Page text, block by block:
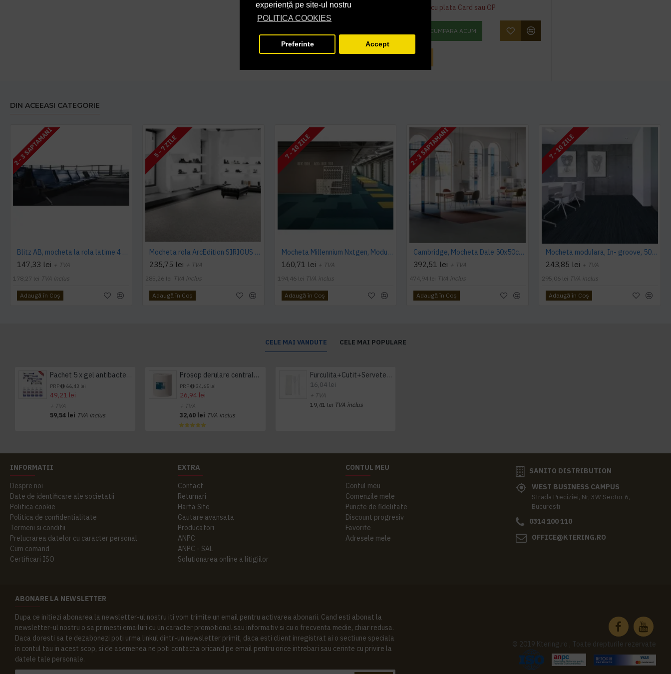
experiență pe site-ul nostru
POLITICA COOKIES
Preferinte Accept
Acest produs se poate comanda doar cu plata Card sau OP
CUMPARA ACUM
DIN ACEEASI CATEGORIE
2 - 3 SAPTAMANI
Blitz AB, mocheta la rola latime 4 m, Balta Industries
147,33 lei + TVA
178,27 lei TVA inclus
Adaugă în Coş
5 - 7 ZILE
Mocheta rola ArcEdition SIRIOUS AB
235,75 lei + TVA
285,26 lei TVA inclus
Adaugă în Coş
7 - 10 ZILE
Mocheta Millennium Nxtgen, Modulyss
160,71 lei + TVA
194,46 lei TVA inclus
Adaugă în Coş
2 - 3 SAPTAMANI
Cambridge, Mocheta Dale 50x50cm, Modulyss
392,51 lei + TVA
474,94 lei TVA inclus
Adaugă în Coş
7 - 10 ZILE
Mocheta modulara, In- groove, 50 x 50 cm, Modulyss
243,85 lei + TVA
295,06 lei TVA inclus
Adaugă în Coş
CELE MAI VANDUTE CELE MAI POPULARE
Pachet 5 x gel antibacterian 50ml si 3 x Servetele antibacteriene 48 buc Hygienium
PRP 66,43 lei
49,21 lei
+ TVA
59,54 lei TVA inclus
Prosop derulare centrala 1 pliu, 300 m Tork
PRP 34,65 lei
26,94 lei
+ TVA
32,60 lei TVA inclus
Furculita+Cutit+Servetel 100buc/set
16,04 lei
+ TVA
19,41 lei TVA inclus
INFORMATII
Despre noi
Date de identificare ale societatii
Politica cookie
Politica de confidentialitate
Termeni si conditii
Prelucrarea datelor cu caracter personal
Cum comand
Certificari ISO
EXTRA
Contact
Returnari
Harta Site
Cautare avansata
Producatori
ANPC
ANPC - SAL
Solutionarea online a litigiilor
CONTUL MEU
Contul meu
Comenzile mele
Puncte de fidelitate
Discount progresiv
Favorite
Adresele mele
SANITO DISTRIBUTION
WEST BUSINESS CAMPUS
Strada Preciziei, Nr, 3W Sector 6,
Bucuresti
0314 100 110
OFFICE@KTERING.RO
ABONARE LA NEWSLETTER
Dupa ce initiezi abonarea la newsletter-ul nostru iti vom trimite un email pentru activarea abonarii. Cand esti abonat la
newsletter-ul nostru o sa primesti emailuri cu un caracter promotional sau informativ si cu o frecventa medie, chiar redusa.
Daca doresti sa te dezabonezi poti urma linkul dintr-un newsletter primit, daca esti client inregistrat ai o sectiune speciala
in contul tau in acest scop, si de asemenea ne poti contacta oricand pe email pentru orice intrebari sau cerinte cu privire la
datele tale personale.
© 2019 Ktering.ro , Toate drepturile rezervate